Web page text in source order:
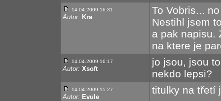
14.04.2009 16:31
Autor: Kra
To Vobris...
Nestihl jsem
a pak napisu.
na ktere je
14.04.2009 16:17
Autor: Xsoft
jo jsou, jsou
nekdo lepsi?
14.04.2009 15:27
Autor: Evule
titulky na třetí